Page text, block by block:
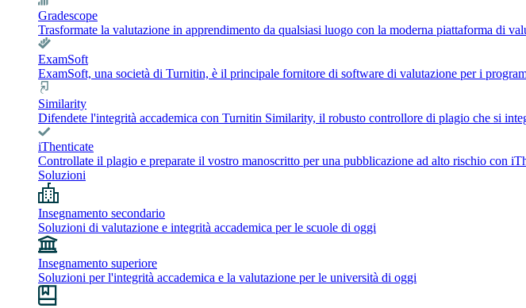
Gradescope
Trasformate la valutazione in apprendimento da qualsiasi luogo con la moderna piattaforma di
ExamSoft
ExamSoft, una società di Turnitin, è il principale fornitore di software di valutazione per i
Similarity
Difendete l'integrità accademica con Turnitin Similarity, il robusto controllore di plagio che si
iThenticate
Controllate il plagio e preparate il vostro manoscritto per una pubblicazione ad alto rischio con
Soluzioni
Insegnamento secondario
Soluzioni di valutazione e integrità accademica per le scuole di oggi
Insegnamento superiore
Soluzioni per l'integrità accademica e la valutazione per le università di oggi